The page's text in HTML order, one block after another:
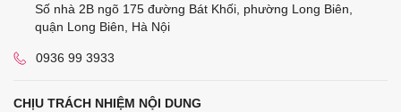
Số nhà 2B ngõ 175 đường Bát Khối, phường Long Biên,
quận Long Biên, Hà Nội
0936 99 3933
CHỊU TRÁCH NHIỆM NỘI DUNG